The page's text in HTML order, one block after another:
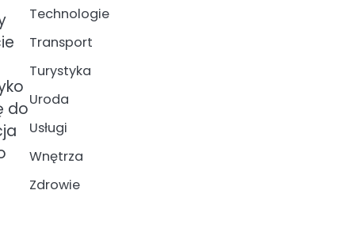
do
Technologie
Transport
Turystyka
Uroda
Usługi
Wnętrza
Zdrowie